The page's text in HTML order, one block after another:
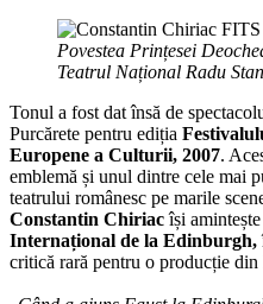
Povestea Prințesei
Teatrul Național Radu
Tonul a fost dat însă de
Purcărete pentru ediția
Europene a Culturii, 2007.
emblemă și unul dintre cele mai
teatrului românesc pe marile
Constantin Chiriacîși
Internațional de la Edinburgh,
critică rară pentru o producție din